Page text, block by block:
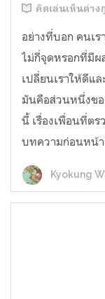
คิดเล่นเห็นต่าง
อย่างที่บอก คนเ
ไม่กี่จุดหรอกที่มี
เปลี่ยนเราให้ดีแ
มันคือส่วนหนึ่งขอ
นี้ เรื่องเพื่อนที่ตร
บทความก่อนหน้า
Kyokung